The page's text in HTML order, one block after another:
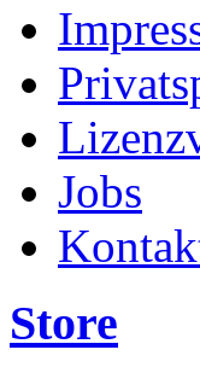
Jobs
Store